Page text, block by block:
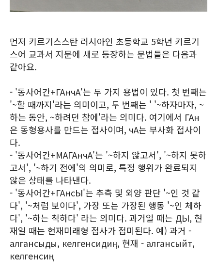
먼저 키르기스스탄 러시아인 초등학교 5학년 키르기
스어 교과서 지문에 새로 등장하는 문법들은 다음과
같아요.
- '동사어간+ГАнчА'는 두 가지 용법이 있다. 첫 번째는
'~할 때까지'라는 의미이고, 두 번째는 ' '~하자마자, ~
하는 동안, ~하려던 참에'라는 의미다. 여기에서 ГАн
은 동형용사를 만드는 접사이며, чА는 부사화 접사이
다.
- '동사어간+МАГАнчА'는 '~하지 않고서', '~하지 못하
고서', '~하기 전에'의 의미로, 특정 행위가 완료되지
않은 상태를 나타낸다.
- '동사어간+ГАнсЫ'는 추측 및 외양 판단 '~인 것 같
다', '~처럼 보이다', 가장 또는 가장된 행동 '~인 체하
다', '~하는 척하다' 라는 의미다. 과거일 때는 ДЫ, 현
재일 때는 현재미래형 접사가 접미된다. 예) 과거 -
алгансыды, келгенсидиң, 현재 - алгансыйт,
келгенсиң